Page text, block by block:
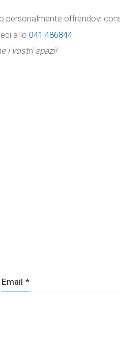
personalmente offrendovi
allo 041 486844
i vostri spazi!
Email *